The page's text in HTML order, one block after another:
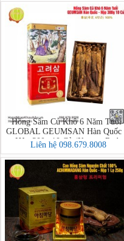
Hồng Sâm Củ Khô 6 Năm Tuổi
GLOBAL GEUMSAN Hàn Quốc
Hộp 300g 10 Củ (Korean Red
Ginseng)
Liên hệ 098.679.8008